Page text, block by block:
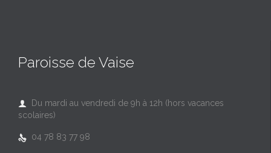
Paroisse de Vaise

Du mardi au vendredi de 9h à 12h (hors vacances
scolaires)
 04 78 83 77 98